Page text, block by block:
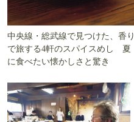
中央線・総武線で見つけた、香り
で旅する4軒のスパイスめし 夏
に食べたい懐かしさと驚き